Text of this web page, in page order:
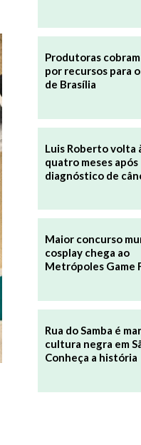
Produtoras cobram
por recursos para
de Brasília
Luis Roberto volta
quatro meses após
diagnóstico de
Maior concurso
cosplay chega ao
Metrópoles Game
Rua do Samba é
cultura negra em
Conheça a história